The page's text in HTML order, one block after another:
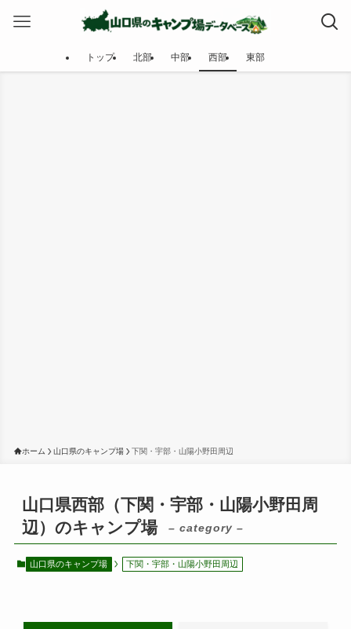
トップ 北部 中部 西部 東部
ホーム 山口県のキャンプ場 下関・宇部・山陽小野田周辺
山口県西部（下関・宇部・山陽小野田周
辺）のキャンプ場
– category –
山口県のキャンプ場 下関・宇部・山陽小野田周辺